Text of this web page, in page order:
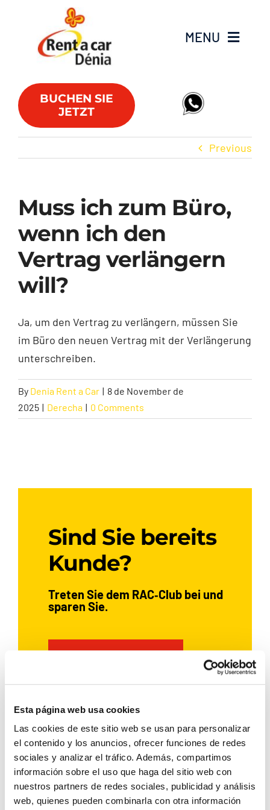
Esta página web usa cookies
Las cookies de este sitio web se usan para personalizar
el contenido y los anuncios, ofrecer funciones de redes
sociales y analizar el tráfico. Además, compartimos
información sobre el uso que haga del sitio web con
nuestros partners de redes sociales, publicidad y análisis
web, quienes pueden combinarla con otra información
MENU
Fahrzeugflotte
Lieferwagen
Angebote
FAQs
Club RAC
BUCHEN SIE
JETZT
Previous
Muss ich zum Büro,
wenn ich den
Vertrag verlängern
will?
Ja, um den Vertrag zu verlängern, müssen Sie
im Büro den neuen Vertrag mit der Verlängerung
unterschreiben.
By Denia Rent a Car | 8 de November de
2025 | Derecha | 0 Comments
Sind Sie bereits
Kunde?
Treten Sie dem RAC‑Club bei und
sparen Sie.
Wenn Sie bereits bei Rent a Car
Dénia ein Auto gemietet haben,
registrieren Sie sich und sichern
Sie sich exklusive Vorteile:
5 % Rabatt